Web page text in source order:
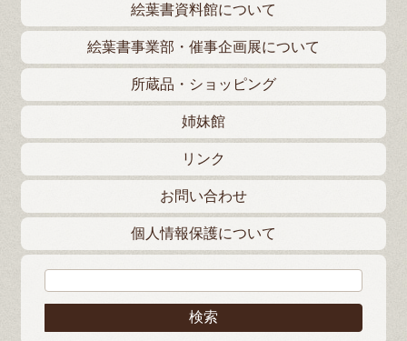
絵葉書資料館について
絵葉書事業部・催事企画展について
所蔵品・ショッピング
姉妹館
リンク
お問い合わせ
個人情報保護について